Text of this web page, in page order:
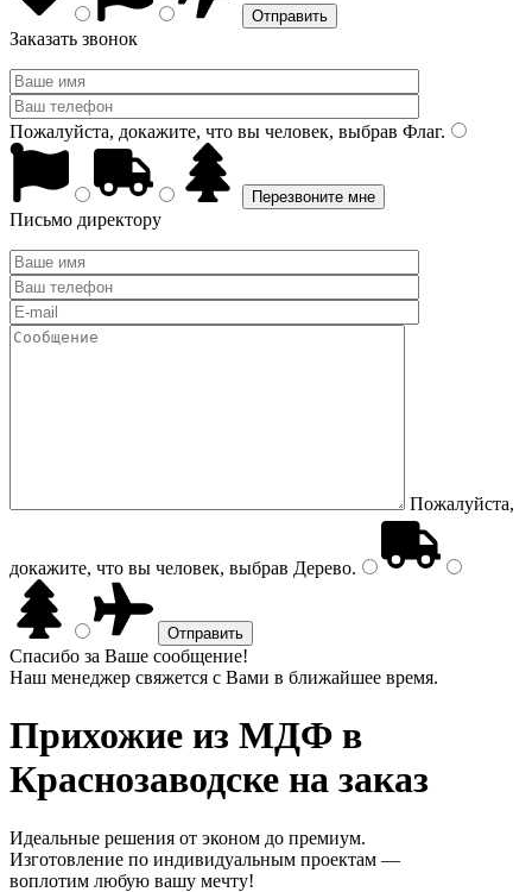
Заказать звонок
Пожалуйста, докажите, что вы человек, выбрав Флаг.
Письмо директору
Пожалуйста,
докажите, что вы человек, выбрав Дерево.
Спасибо за Ваше сообщение!
Наш менеджер свяжется с Вами в ближайшее время.
Прихожие из МДФ в
Краснозаводске на заказ
Идеальные решения от эконом до премиум.
Изготовление по индивидуальным проектам —
воплотим любую вашу мечту!